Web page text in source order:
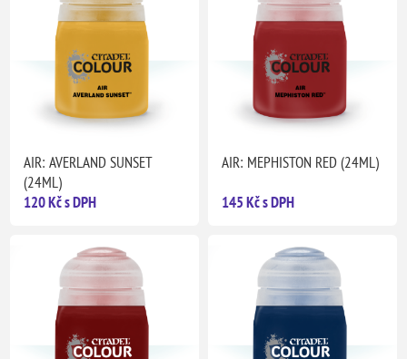
AIR: AVERLAND SUNSET
(24ML)
120 Kč s DPH
AIR: MEPHISTON RED (24ML)
145 Kč s DPH